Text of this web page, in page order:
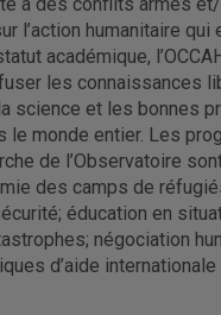
à des conflits armés
l’action humanitaire qui
académique,
les connaissances
science et les bonnes
le monde entier. Les
de l’Observatoire
des camps de
éducation en
négociation
d’aide internationale